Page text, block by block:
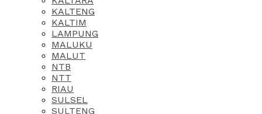
KALTENG
KALTIM
LAMPUNG
MALUKU
MALUT
NTB
NTT
RIAU
SULSEL
SULTENG